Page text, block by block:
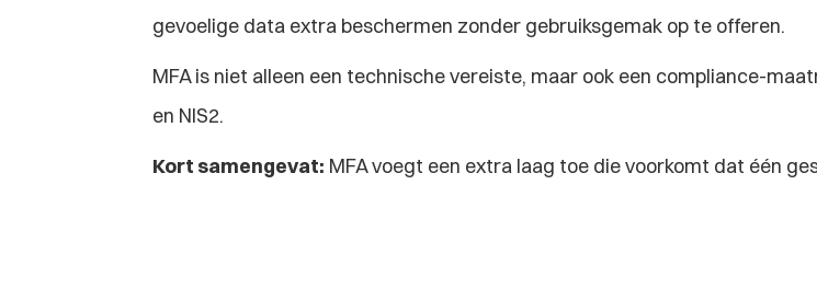
gevoelige data extra beschermen zonder gebruiksgemak op te offeren.
MFA is niet alleen een technische vereiste, maar ook een compliance-
en NIS2.
Kort samengevat: MFA voegt een extra laag toe die voorkomt dat één